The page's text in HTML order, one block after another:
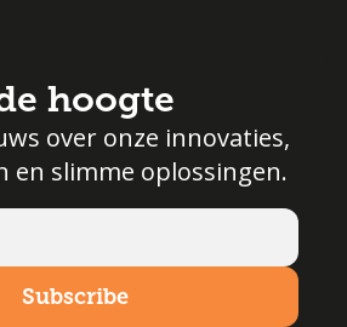
hoogte
over onze innovaties,
en slimme oplossingen.